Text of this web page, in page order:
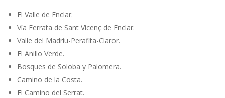
El Valle de Enclar.
Vía Ferrata de Sant Vicenç de Enclar.
Valle del Madriu-Perafita-Claror.
El Anillo Verde.
Bosques de Soloba y Palomera.
Camino de la Costa.
El Camino del Serrat.